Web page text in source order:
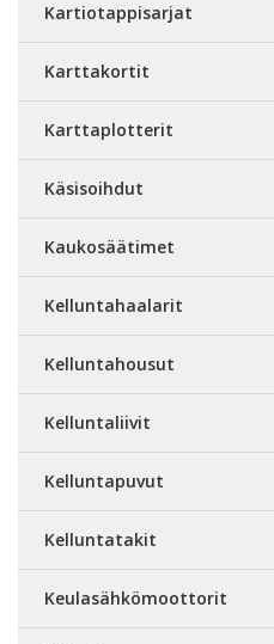
Kartiotappisarjat
Karttakortit
Karttaplotterit
Käsisoihdut
Kaukosäätimet
Kelluntahaalarit
Kelluntahousut
Kelluntaliivit
Kelluntapuvut
Kelluntatakit
Keulasähkömoottorit